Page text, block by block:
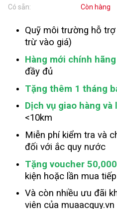
Có sẵn:
Còn hàng
Quỹ môi trường hỗ
trừ vào giá)
Hàng mới chính hãng
đầy đủ
Tặng thêm 1 tháng
Dịch vụ giao hàng và
<10km
Miễn phí kiểm tra và
đối với ắc quy nước
Tặng voucher
kiện hoặc lần mua
Và còn nhiều ưu đãi
viên của muaacquy.vn